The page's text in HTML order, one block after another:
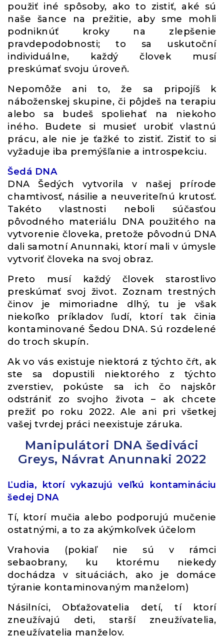
použiť iné spôsoby, ako to zistiť, aké sú
naše šance na prežitie, aby sme mohli
podniknúť kroky na zlepšenie
pravdepodobnosti; to sa uskutoční
individuálne, každý človek musí
preskúmať svoju úroveň.
Nepomôže ani to, že sa pripojíš k
náboženskej skupine, či pôjdeš na terapiu
alebo sa budeš spoliehať na niekoho
iného. Budete si musieť urobiť vlastnú
prácu, ale nie je ťažké to zistiť. Zistiť to si
vyžaduje iba premýšľanie a introspekciu.
Šedá DNA
DNA Šedých vytvorila v našej prírode
chamtivosť, násilie a neuveriteľnú krutosť.
Takéto vlastnosti neboli súčasťou
pôvodného materiálu DNA použitého na
vytvorenie človeka, pretože pôvodnú DNA
dali samotní Anunnaki, ktorí mali v úmysle
vytvoriť človeka na svoj obraz.
Preto musí každý človek starostlivo
preskúmať svoj život. Zoznam trestných
činov je mimoriadne dlhý, tu je však
niekoľko príkladov ľudí, ktorí tak činia
kontaminované Šedou DNA. Sú rozdelené
do troch skupín.
Ak vo vás existuje niektorá z týchto čŕt, ak
ste sa dopustili niektorého z týchto
zverstiev, pokúste sa ich čo najskôr
odstrániť zo svojho života – ak chcete
prežiť po roku 2022. Ale ani pri všetkej
vašej tvrdej práci neexistuje záruka.
Manipulátori DNA šediváci
Greys, Návrat Anunnaki 2022
Ľudia, ktorí vykazujú veľkú kontamináciu
šedej DNA
Tí, ktorí mučia alebo podporujú mučenie
ostatnými, a to za akýmkoľvek účelom
Vrahovia (pokiaľ nie sú v rámci
sebaobrany, ku ktorému niekedy
dochádza v situáciách, ako je domáce
týranie kontaminovaným manželom)
Násilníci, Obťažovatelia detí, tí ktorí
zneužívajú deti, starší zneužívatelia,
zneužívatelia manželov.